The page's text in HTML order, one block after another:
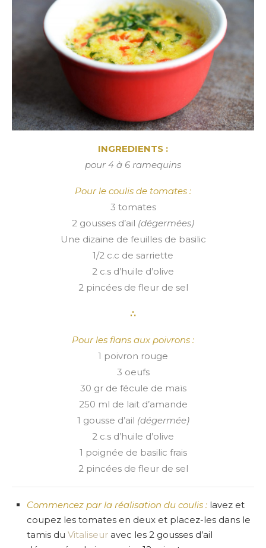
INGREDIENTS :
pour 4 à 6 ramequins
Pour le coulis de tomates :
3 tomates
2 gousses d’ail (dégermées)
Une dizaine de feuilles de basilic
1/2 c.c de sarriette
2 c.s d’huile d’olive
2 pincées de fleur de sel
∴
Pour les flans aux poivrons :
1 poivron rouge
3 oeufs
30 gr de fécule de maïs
250 ml de lait d’amande
1 gousse d’ail (dégermée)
2 c.s d’huile d’olive
1 poignée de basilic frais
2 pincées de fleur de sel
Commencez par la réalisation du coulis : lavez et
coupez les tomates en deux et placez-les dans le
tamis du Vitaliseur avec les 2 gousses d’ail